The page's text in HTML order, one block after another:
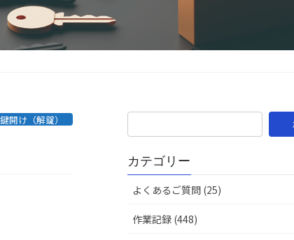
市志木市和光市
村山市周辺
熊谷市センター
熊谷市秩父市 深谷市
上里町寄居町
栃木市足利市伊勢崎市太田市館林市邑楽郡
鍵開け（解錠）
カテゴリー
よくあるご質問 (25)
作業記録 (448)